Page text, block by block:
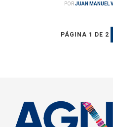
PORJUAN MANUEL
PÁGINA 1 DE 2